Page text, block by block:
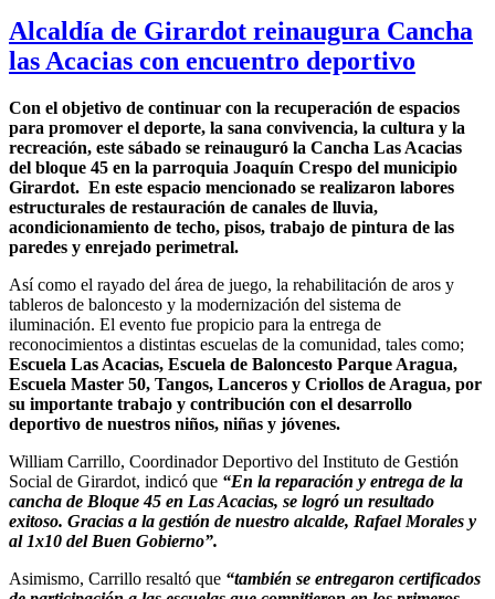
Alcaldía de Girardot reinaugura Cancha
las Acacias con encuentro deportivo
Con el objetivo de continuar con la recuperación de espacios
para promover el deporte, la sana convivencia, la cultura y la
recreación, este sábado se reinauguró la Cancha Las Acacias
del bloque 45 en la parroquia Joaquín Crespo del municipio
Girardot. En este espacio mencionado se realizaron labores
estructurales de restauración de canales de lluvia,
acondicionamiento de techo, pisos, trabajo de pintura de las
paredes y enrejado perimetral.
Así como el rayado del área de juego, la rehabilitación de aros y
tableros de baloncesto y la modernización del sistema de
iluminación. El evento fue propicio para la entrega de
reconocimientos a distintas escuelas de la comunidad, tales como;
Escuela Las Acacias, Escuela de Baloncesto Parque Aragua,
Escuela Master 50, Tangos, Lanceros y Criollos de Aragua, por
su importante trabajo y contribución con el desarrollo
deportivo de nuestros niños, niñas y jóvenes.
William Carrillo, Coordinador Deportivo del Instituto de Gestión
Social de Girardot, indicó que “En la reparación y entrega de la
cancha de Bloque 45 en Las Acacias, se logró un resultado
exitoso. Gracias a la gestión de nuestro alcalde, Rafael Morales y
al 1x10 del Buen Gobierno”.
Asimismo, Carrillo resaltó que “también se entregaron certificados